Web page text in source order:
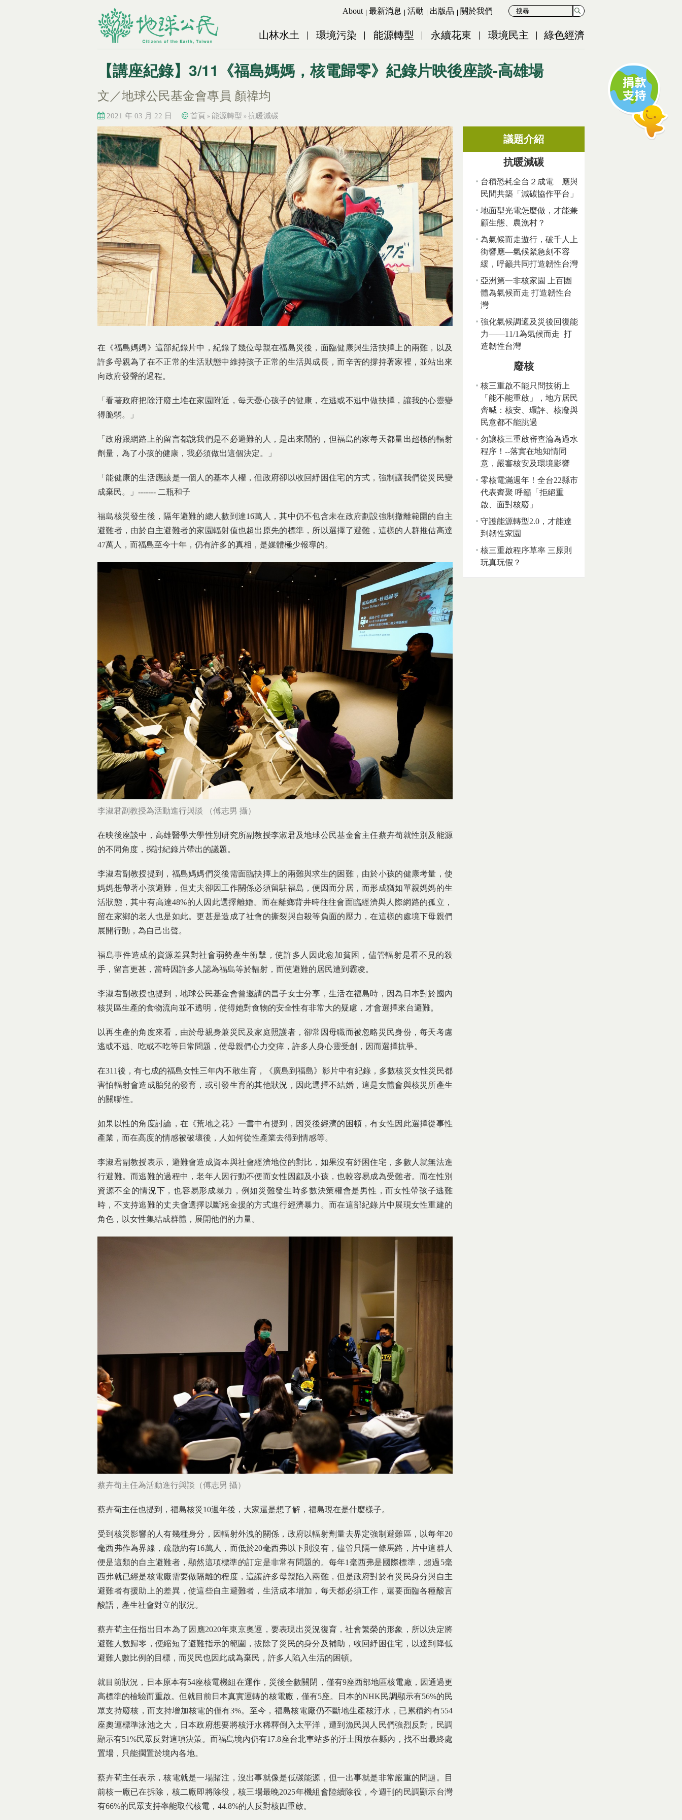
Jump to Navigation
Jump to Main content
About 最新消息 活動 出版品 關於我們
山林水土 環境污染 能源轉型 永續花東 環境民主 綠色經濟
【講座紀錄】3/11《福島媽媽，核電歸零》紀錄片映後座談-高雄場
文／地球公民基金會專員 顏禕均
2021 年 03 月 22 日
您在這裡
首頁 » 能源轉型 » 抗暖減碳
您在這裡
在《福島媽媽》這部紀錄片中，紀錄了幾位母親在福島災後，面臨健康與生活抉擇上的兩難，以及
許多母親為了在不正常的生活狀態中維持孩子正常的生活與成長，而辛苦的撐持著家裡，並站出來
向政府發聲的過程。
「看著政府把除汙廢土堆在家園附近，每天憂心孩子的健康，在逃或不逃中做抉擇，讓我的心靈變
得脆弱。」
「政府跟網路上的留言都說我們是不必避難的人，是出來鬧的，但福島的家每天都量出超標的輻射
劑量，為了小孩的健康，我必須做出這個決定。」
「能健康的生活應該是一個人的基本人權，但政府卻以收回紓困住宅的方式，強制讓我們從災民變
成棄民。」------- 二瓶和子
福島核災發生後，隔年避難的總人數到達16萬人，其中仍不包含未在政府劃設強制撤離範圍的自主
避難者，由於自主避難者的家園輻射值也超出原先的標準，所以選擇了避難，這樣的人群推估高達
47萬人，而福島至今十年，仍有許多的真相，是媒體極少報導的。
李淑君副教授為活動進行與談 （傅志男 攝）
在映後座談中，高雄醫學大學性別研究所副教授李淑君及地球公民基金會主任蔡卉荀就性別及能源
的不同角度，探討紀錄片帶出的議題。
李淑君副教授提到，福島媽媽們災後需面臨抉擇上的兩難與求生的困難，由於小孩的健康考量，使
媽媽想帶著小孩避難，但丈夫卻因工作關係必須留駐福島，便因而分居，而形成猶如單親媽媽的生
活狀態，其中有高達48%的人因此選擇離婚。而在離鄉背井時往往會面臨經濟與人際網路的孤立，
留在家鄉的老人也是如此。更甚是造成了社會的撕裂與自殺等負面的壓力，在這樣的處境下母親們
展開行動，為自己出聲。
福島事件造成的資源差異對社會弱勢產生衝擊，使許多人因此愈加貧困，儘管輻射是看不見的殺
手，留言更甚，當時因許多人認為福島等於輻射，而使避難的居民遭到霸凌。
李淑君副教授也提到，地球公民基金會曾邀請的昌子女士分享，生活在福島時，因為日本對於國內
核災區生產的食物流向並不透明，使得她對食物的安全性有非常大的疑慮，才會選擇來台避難。
以再生產的角度來看，由於母親身兼災民及家庭照護者，卻常因母職而被忽略災民身份，每天考慮
逃或不逃、吃或不吃等日常問題，使母親們心力交瘁，許多人身心靈受創，因而選擇抗爭。
在311後，有七成的福島女性三年內不敢生育，《廣島到福島》影片中有紀錄，多數核災女性災民都
害怕輻射會造成胎兒的發育，或引發生育的其他狀況，因此選擇不結婚，這是女體會與核災所產生
的關聯性。
如果以性的角度討論，在《荒地之花》一書中有提到，因災後經濟的困頓，有女性因此選擇從事性
產業，而在高度的情感被破壞後，人如何從性產業去得到情感等。
李淑君副教授表示，避難會造成資本與社會經濟地位的對比，如果沒有紓困住宅，多數人就無法進
行避難。而逃難的過程中，老年人因行動不便而女性因顧及小孩，也較容易成為受難者。而在性別
資源不全的情況下，也容易形成暴力，例如災難發生時多數決策權會是男性，而女性帶孩子逃難
時，不支持逃難的丈夫會選擇以斷絕金援的方式進行經濟暴力。而在這部紀錄片中展現女性重建的
角色，以女性集結成群體，展開他們的力量。
蔡卉荀主任為活動進行與談（傅志男 攝）
蔡卉荀主任也提到，福島核災10週年後，大家還是想了解，福島現在是什麼樣子。
受到核災影響的人有幾種身分，因輻射外洩的關係，政府以輻射劑量去界定強制避難區，以每年20
毫西弗作為界線，疏散約有16萬人，而低於20毫西弗以下則沒有，儘管只隔一條馬路，片中這群人
便是這類的自主避難者，顯然這項標準的訂定是非常有問題的。每年1毫西弗是國際標準，超過5毫
西弗就已經是核電廠需要做隔離的程度，這讓許多母親陷入兩難，但是政府對於有災民身分與自主
避難者有援助上的差異，使這些自主避難者，生活成本增加，每天都必須工作，還要面臨各種酸言
酸語，產生社會對立的狀況。
蔡卉荀主任指出日本為了因應2020年東京奧運，要表現出災況復育，社會繁榮的形象，所以決定將
避難人數歸零，便縮短了避難指示的範圍，拔除了災民的身分及補助，收回紓困住宅，以達到降低
避難人數比例的目標，而災民也因此成為棄民，許多人陷入生活的困頓。
就目前狀況，日本原本有54座核電機組在運作，災後全數關閉，僅有9座西部地區核電廠，因通過更
高標準的檢驗而重啟。但就目前日本真實運轉的核電廠，僅有5座。日本的NHK民調顯示有56%的民
眾支持廢核，而支持增加核電的僅有3%。至今，福島核電廠仍不斷地生產核汙水，已累積約有554
座奧運標準泳池之大，日本政府想要將核汙水稀釋倒入太平洋，遭到漁民與人民們強烈反對，民調
顯示有51%民眾反對這項決策。而福島境內仍有17.8座台北車站多的汙土囤放在縣內，找不出最終處
置場，只能擱置於境內各地。
蔡卉荀主任表示，核電就是一場賭注，沒出事就像是低碳能源，但一出事就是非常嚴重的問題。目
前核一廠已在拆除，核二廠即將除役，核三場最晚2025年機組會陸續除役，今週刊的民調顯示台灣
有66%的民眾支持率能取代核電，44.8%的人反對核四重啟。
議題介紹
抗暖減碳
台積恐耗全台２成電 應與
民間共築「減碳協作平台」
地面型光電怎麼做，才能兼
顧生態、農漁村？
為氣候而走遊行，破千人上
街響應—氣候緊急刻不容
緩，呼籲共同打造韌性台灣
亞洲第一非核家園 上百團
體為氣候而走 打造韌性台
灣
強化氣候調適及災後回復能
力——11/1為氣候而走 打
造韌性台灣
廢核
核三重啟不能只問技術上
「能不能重啟」，地方居民
齊喊：核安、環評、核廢與
民意都不能跳過
勿讓核三重啟審查淪為過水
程序！--落實在地知情同
意，嚴審核安及環境影響
零核電滿週年！全台22縣市
代表齊聚 呼籲「拒絕重
啟、面對核廢」
守護能源轉型2.0，才能達
到韌性家園
核三重啟程序草率 三原則
玩真玩假？